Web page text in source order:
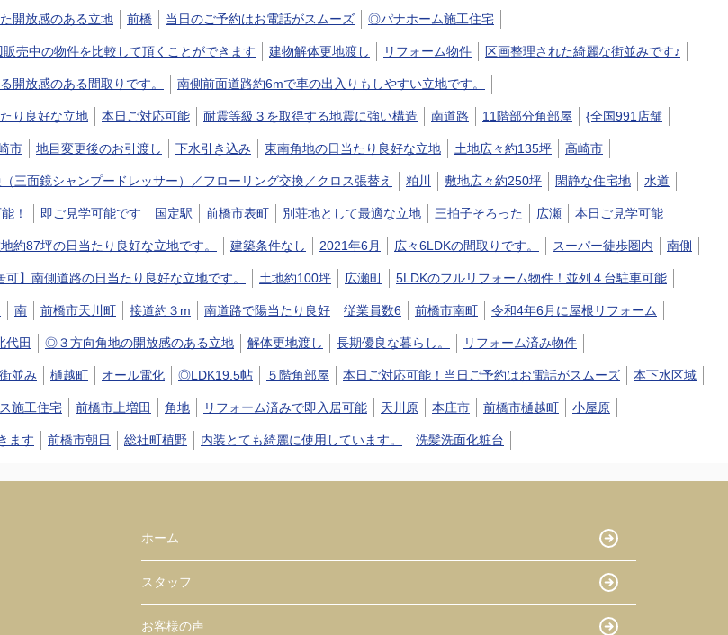
開放感のある立地 前橋 当日のご予約はお電話がスムーズ ◎パナホーム施工住宅
販売中の物件を比較して頂くことができます 建物解体更地渡し リフォーム物件 区画整理された綺麗な街並みです♪
開放感のある間取りです。 南側前面道路約6mで車の出入りもしやすい立地です。
り良好な立地 本日ご対応可能 耐震等級３を取得する地震に強い構造 南道路 11階部分角部屋 {全国991店舗
市 地目変更後のお引渡し 下水引き込み 東南角地の日当たり良好な立地 土地広々約135坪 高崎市
三面鏡シャンプードレッサー）／フローリング交換／クロス張替え 粕川 敷地広々約250坪 閑静な住宅地 水道
！ 即ご見学可能です 国定駅 前橋市表町 別荘地として最適な立地 三拍子そろった 広瀬 本日ご見学可能
約87坪の日当たり良好な立地です。 建築条件なし 2021年6月 広々6LDKの間取りです。 スーパー徒歩圏内 南側
可】南側道路の日当たり良好な立地です。 土地約100坪 広瀬町 5LDKのフルリフォーム物件！並列４台駐車可能
南 前橋市天川町 接道約３m 南道路で陽当たり良好 従業員数6 前橋市南町 令和4年6月に屋根リフォーム
代田 ◎３方向角地の開放感のある立地 解体更地渡し 長期優良な暮らし。 リフォーム済み物件
並み 樋越町 オール電化 ◎LDK19.5帖 ５階角部屋 本日ご対応可能！当日ご予約はお電話がスムーズ 本下水区域
施工住宅 前橋市上増田 角地 リフォーム済みで即入居可能 天川原 本庄市 前橋市樋越町 小屋原
ます 前橋市朝日 総社町植野 内装とても綺麗に使用しています。 洗髪洗面化粧台
ホーム
スタッフ
お客様の声